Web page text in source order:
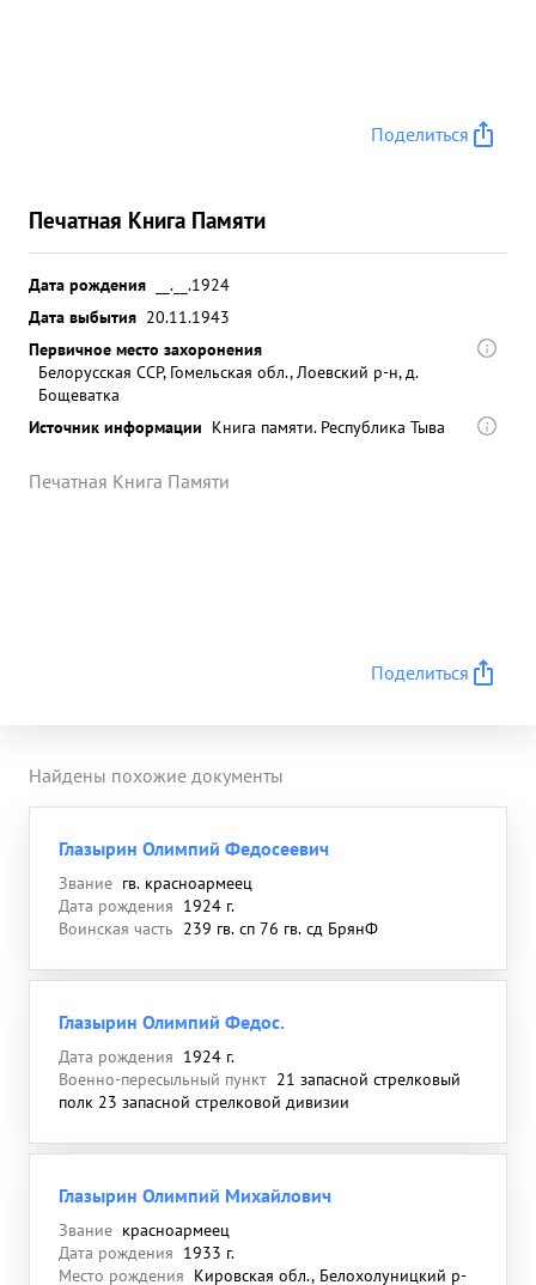
Поделиться
Печатная Книга Памяти
Дата рождения
__.__.1924
Дата выбытия 20.11.1943
Первичное место захоронения
Белорусская ССР, Гомельская обл., Лоевский р-н, д.
Бощеватка
Источник информации Книга памяти. Республика Тыва
Печатная Книга Памяти
Поделиться
Найдены похожие документы
Глазырин Олимпий Федосеевич
Звание гв. красноармеец
Дата рождения 1924 г.
Воинская часть 239 гв. сп 76 гв. сд БрянФ
Глазырин Олимпий Федос.
Дата рождения 1924 г.
Военно-пересыльный пункт 21 запасной стрелковый
полк 23 запасной стрелковой дивизии
Глазырин Олимпий Михайлович
Звание красноармеец
Дата рождения 1933 г.
Место рождения Кировская обл., Белохолуницкий р-